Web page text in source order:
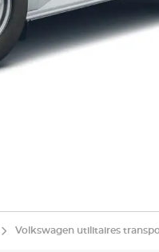
Volkswagen utilitaires